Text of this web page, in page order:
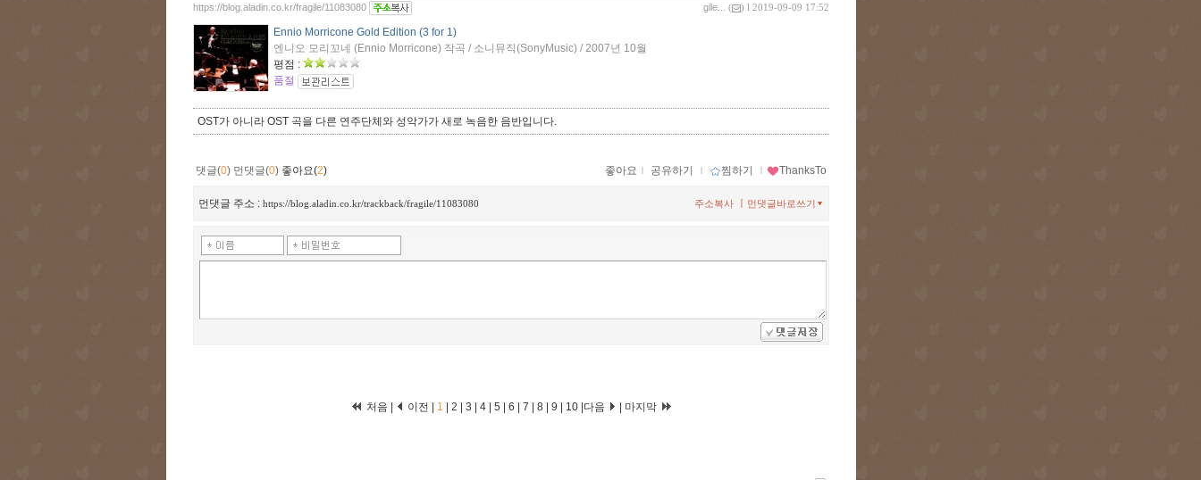
gile... ( ) l 2019-09-09 17:52
https://blog.aladin.co.kr/fragile/11083080
Ennio Morricone Gold Edition (3 for 1)
엔니오 모리꼬네 (Ennio Morricone) 작곡 / 소니뮤직(SonyMusic) / 2007년 10월
평점 :
품절
OST가 아니라 OST 곡을 다른 연주단체와 성악가가 새로 녹음한 음반입니다.
댓글(0) 먼댓글(0) 좋아요(2) 좋아요 ｌ 공유하기 ｌ 찜하기 ｌ ThanksTo
먼댓글 주소 : https://blog.aladin.co.kr/trackback/fragile/11083080 먼댓글바로쓰기
주소복사
처음 | 이전 | 1 2 3 4 5 6 7 8 9 10 다음 마지막